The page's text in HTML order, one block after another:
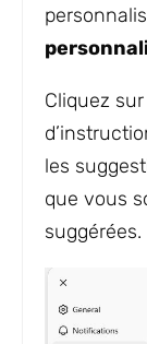
Cliquez
les
que vous
suggérées.